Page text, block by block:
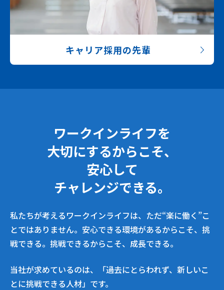
キャリア採用の先輩
ワークインライフを
大切にするからこそ、
安心して
チャレンジできる。
私たちが考えるワークインライフは、ただ“楽に働く”こ
とではありません。 安心できる環境があるからこそ、挑
戦できる。挑戦できるからこそ、成長できる。
当社が求めているのは、「過去にとらわれず、新しいこ
とに挑戦できる人材」です。